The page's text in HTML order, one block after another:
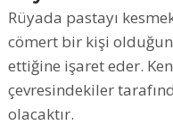
Rüyada pastayı
cömert bir kişi
ettiğine işaret eder.
çevresindekiler
olacaktır.